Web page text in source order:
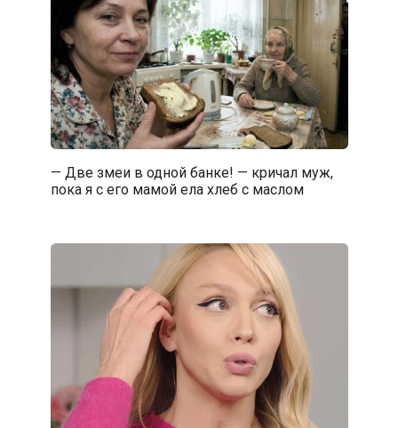
— Две змеи в одной банке! — кричал муж,
пока я с его мамой ела хлеб с маслом